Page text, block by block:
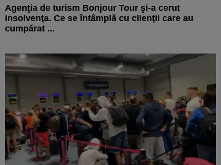
Agenţia de turism Bonjour Tour şi-a cerut
insolvenţa. Ce se întâmplă cu clienţii care au
cumpărat ...